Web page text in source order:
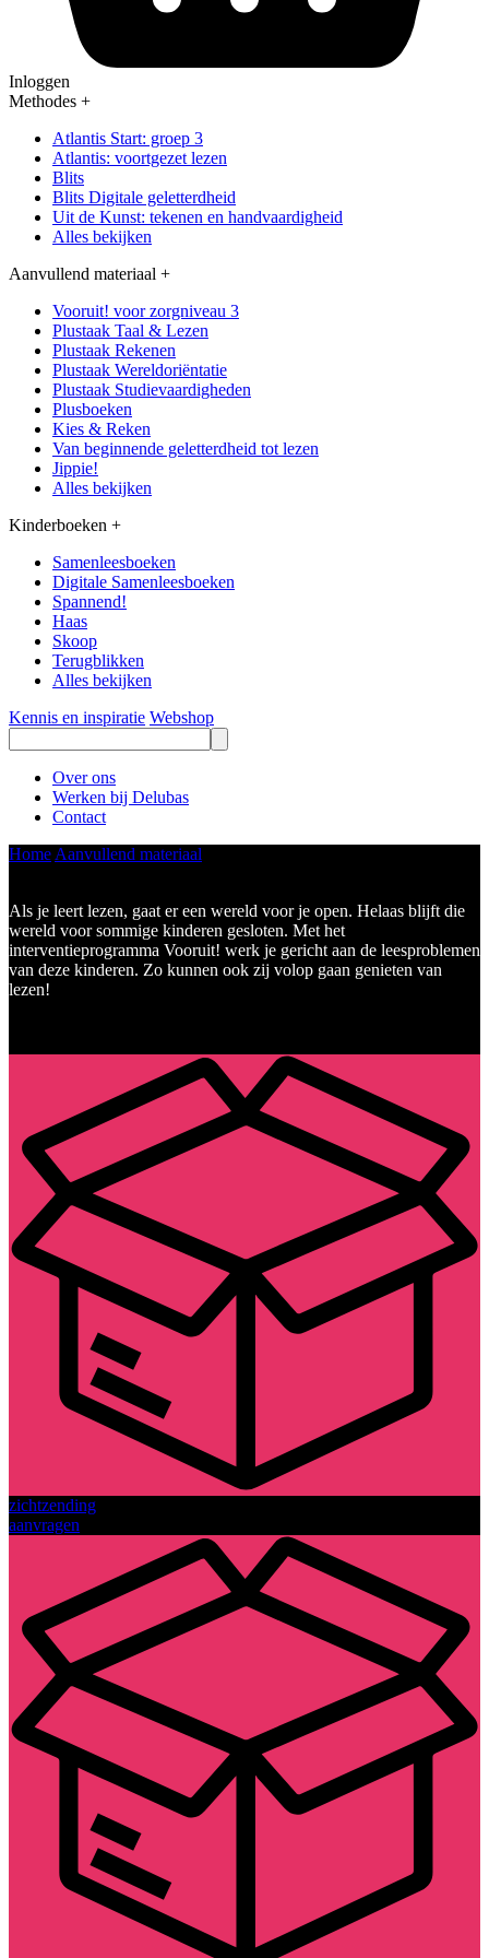
Inloggen
Methodes +
Atlantis Start: groep 3
Atlantis: voortgezet lezen
Blits
Blits Digitale geletterdheid
Uit de Kunst: tekenen en handvaardigheid
Alles bekijken
Aanvullend materiaal +
Vooruit! voor zorgniveau 3
Plustaak Taal & Lezen
Plustaak Rekenen
Plustaak Wereldoriëntatie
Plustaak Studievaardigheden
Plusboeken
Kies & Reken
Van beginnende geletterdheid tot lezen
Jippie!
Alles bekijken
Kinderboeken +
Samenleesboeken
Digitale Samenleesboeken
Spannend!
Haas
Skoop
Terugblikken
Alles bekijken
Kennis en inspiratie Webshop
Over ons
Werken bij Delubas
Contact
Home Aanvullend materiaal
Als je leert lezen, gaat er een wereld voor je open. Helaas blijft die
wereld voor sommige kinderen gesloten. Met het
interventieprogramma Vooruit! werk je gericht aan de leesproblemen
van deze kinderen. Zo kunnen ook zij volop gaan genieten van
lezen!
zichtzending
aanvragen